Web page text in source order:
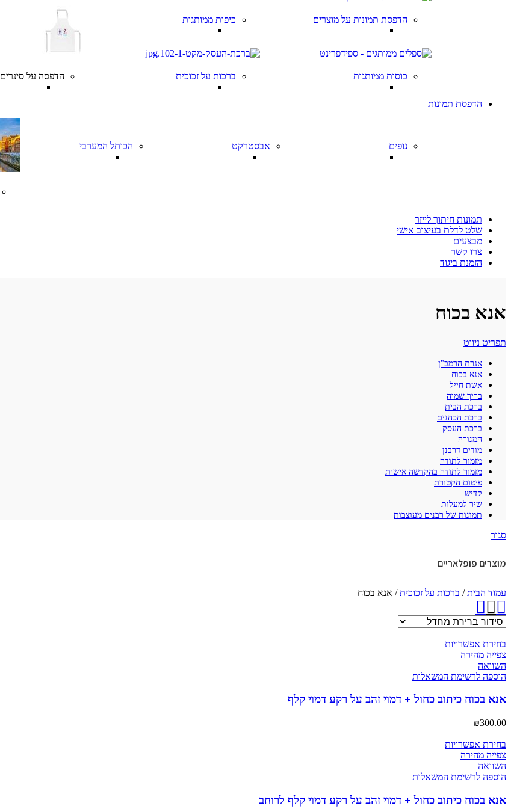
הדפסת תמונות על מוצרים
כוסות ממותגות
כיפות ממותגות
ברכות על זכוכית הדפסה על סינרים
הדפסת תמונות
נופים אבסטרקט הכותל המערבי
תמונות חיתוך לייזר
שלט לדלת בעיצוב אישי
מבצעים
צרו קשר
הזמנת ביגוד
אנא בכוח
תפריט ניווט
אגרת הרמב"ן
אנא בכוח
אשת חייל
בריך שמיה
ברכת הבית
ברכת הכהנים
ברכת העסק
המנורה
מודים דרבנן
מזמור לתודה
מזמור לתודה בהקדשה אישית
פיטום הקטורת
קדיש
שיר למעלות
תמונות של רבנים מעוצבות
סגור
מוצרים פופלאריים
עמוד הבית/ ברכות על זכוכית/ אנא בכוח
בחירת אפשרויות
צפייה מהירה
השוואה
הוספה לרשימת המשאלות
אנא בכוח כיתוב כחול + דמוי זהב על רקע דמוי קלף
₪300.00
בחירת אפשרויות
צפייה מהירה
השוואה
הוספה לרשימת המשאלות
אנא בכוח כיתוב כחול + דמוי זהב על רקע דמוי קלף לרוחב